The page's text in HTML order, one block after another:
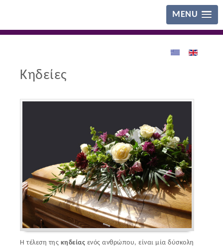
MENU
Κηδείες
Η τέλεση της κηδείας ενός ανθρώπου, είναι μία δύσκολη